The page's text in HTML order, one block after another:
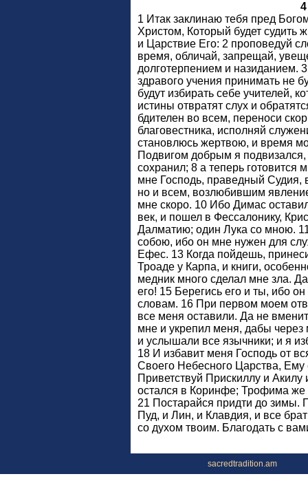
4
1 Итак заклинаю тебя пред
Христом, Который будет судить
и Царствие Его: 2 проповедуй
время, обличай, запрещай,
долготерпением и назиданием.
здравого учения принимать не
будут избирать себе учителей,
истины отвратят слух и
бдителен во всем, переноси
благовестника, исполняй
становлюсь жертвою, и время
Подвигом добрым я
сохранил; 8 а теперь готовится
мне Господь, праведный Судия,
но и всем, возлюбившим
мне скоро. 10 Ибо Димас
век, и пошел в Фессалонику,
Далматию; один Лука со мною.
собою, ибо он мне нужен для
Ефес. 13 Когда пойдешь,
Троаде у Карпа, и книги,
медник много сделал мне зла.
его! 15 Берегись его и ты, ибо
словам. 16 При первом моем
все меня оставили. Да не
мне и укрепил меня, дабы через
и услышали все язычники; и я
18 И избавит меня Господь от
Своего Небесного Царства,
Приветствуй Прискиллу и
остался в Коринфе; Трофима же
21 Постарайся придти до зимы.
Пуд, и Лин, и Клавдия, и все
со духом твоим. Благодать с
sacredtradition.am